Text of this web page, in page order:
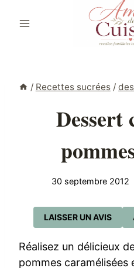
/ Recettes sucrées /
Dessert
30 septembre 2012
LAISSER UN AVIS
Réalisez un délicieux
pommes